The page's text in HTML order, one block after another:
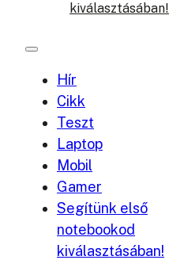
kiválasztásában!
Hír
Cikk
Teszt
Laptop
Mobil
Gamer
Segítünk első
notebookod
kiválasztásában!